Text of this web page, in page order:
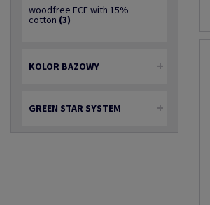
woodfree ECF with 15%
cotton (3)
KOLOR BAZOWY
GREEN STAR SYSTEM